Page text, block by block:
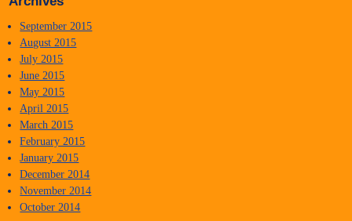
September 2015
August 2015
July 2015
June 2015
May 2015
April 2015
March 2015
February 2015
January 2015
December 2014
November 2014
October 2014